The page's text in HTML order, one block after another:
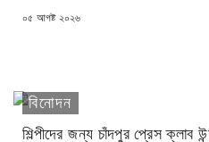
POSTED
০৫ আগষ্ট ২০২৬
বিনোদন
শিল্পীদের জন্য চাঁদপুর প্রেস